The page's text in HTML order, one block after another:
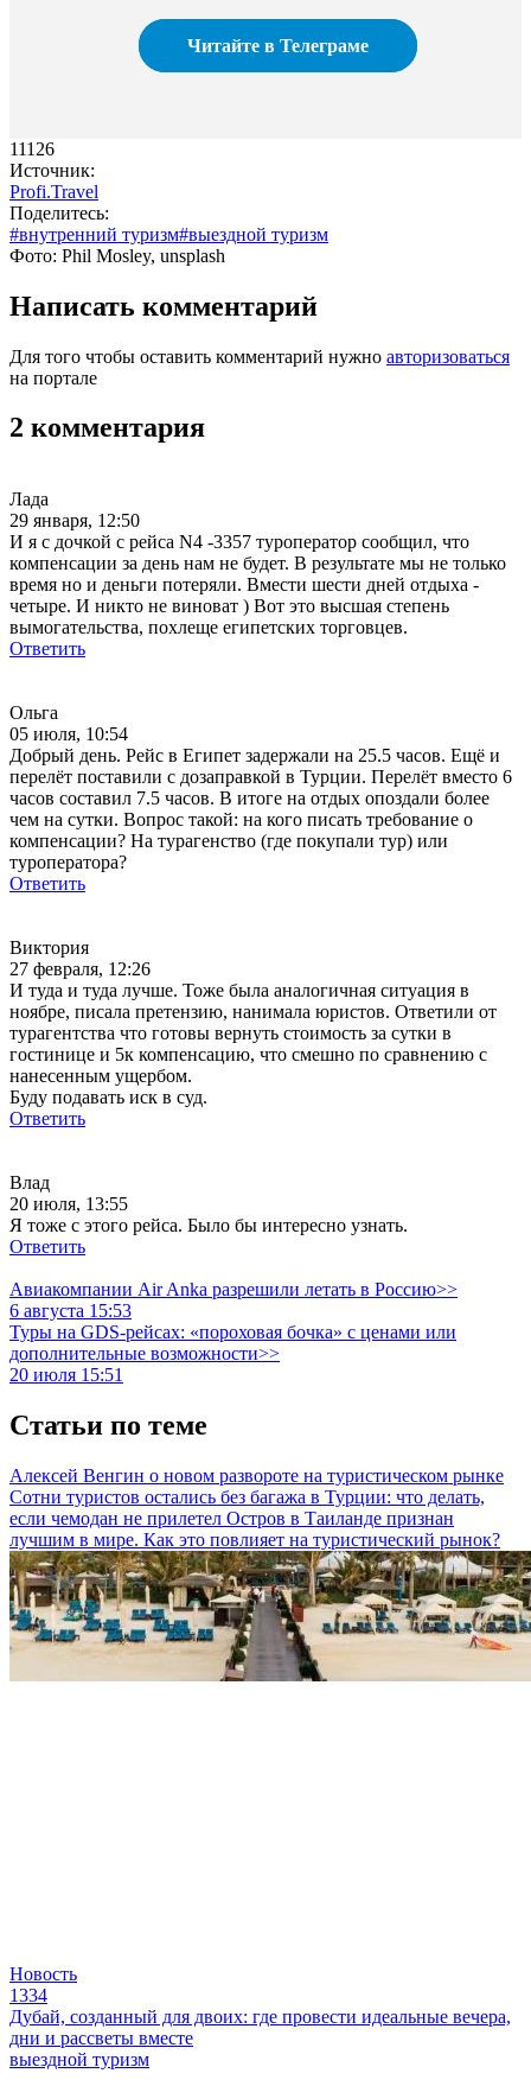
Читайте в Телеграме
11126
Источник:
Profi.Travel
Поделитесь:
#внутренний туризм#выездной туризм
Фото: Phil Mosley, unsplash
Написать комментарий
Для того чтобы оставить комментарий нужно авторизоваться
на портале
2 комментария
Лада
29 января, 12:50
И я с дочкой с рейса N4 -3357 туроператор сообщил, что
компенсации за день нам не будет. В результате мы не только
время но и деньги потеряли. Вмести шести дней отдыха -
четыре. И никто не виноват ) Вот это высшая степень
вымогательства, похлеще египетских торговцев.
Ответить
Ольга
05 июля, 10:54
Добрый день. Рейс в Египет задержали на 25.5 часов. Ещё и
перелёт поставили с дозаправкой в Турции. Перелёт вместо 6
часов составил 7.5 часов. В итоге на отдых опоздали более
чем на сутки. Вопрос такой: на кого писать требование о
компенсации? На турагенство (где покупали тур) или
туроператора?
Ответить
Виктория
27 февраля, 12:26
И туда и туда лучше. Тоже была аналогичная ситуация в
ноябре, писала претензию, нанимала юристов. Ответили от
турагентства что готовы вернуть стоимость за сутки в
гостинице и 5к компенсацию, что смешно по сравнению с
нанесенным ущербом.
Буду подавать иск в суд.
Ответить
Влад
20 июля, 13:55
Я тоже с этого рейса. Было бы интересно узнать.
Ответить
Авиакомпании Air Anka разрешили летать в Россию>>
6 августа 15:53
Туры на GDS-рейсах: «пороховая бочка» с ценами или
дополнительные возможности>>
20 июля 15:51
Статьи по теме
Алексей Венгин о новом развороте на туристическом рынке
Сотни туристов остались без багажа в Турции: что делать,
если чемодан не прилетел Остров в Таиланде признан
лучшим в мире. Как это повлияет на туристический рынок?
Новость
1334
Дубай, созданный для двоих: где провести идеальные вечера,
дни и рассветы вместе
выездной туризм